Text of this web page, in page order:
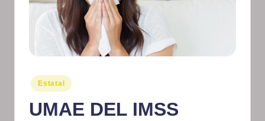
n
o
r
m
at
Publicado
en
Estatal
UMAE DEL IMSS